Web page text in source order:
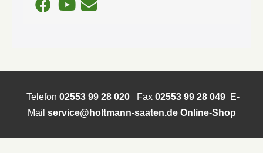
Telefon 02553 99 28 020Fax 02553 99 28 049E-
Mail service@holtmann-saaten.de Online-Shop